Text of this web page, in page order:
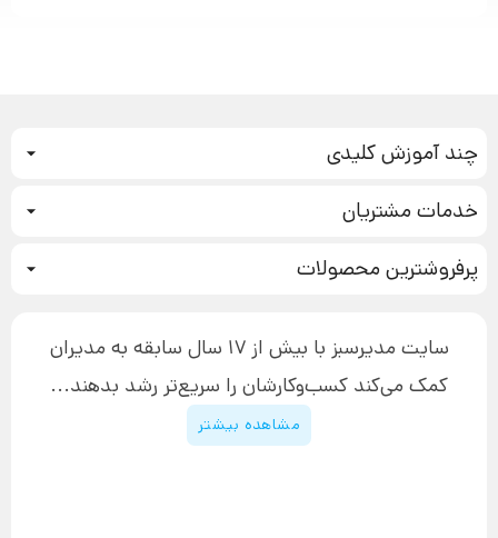
چند آموزش کلیدی
بازاریابی عصبی
تبلیغ نویسی
افزایش عملکرد
چگونه کتاب بنویسیم
دوره اینستاگرام
خدمات مشتریان
آموزش دسترسی به دانلود فایل‌ها
پیگیری سفارش
پشتیبانی
قوانین و مقررات سایت
پرفروشترین محصولاتدوره جدید سیستم سازی
سایت مدیرسبز با بیش از 17 سال سابقه به مدیران
کمک می‌کند کسب‌و‌کارشان را سریع‌تر رشد بدهند...
مشاهده بیشتر